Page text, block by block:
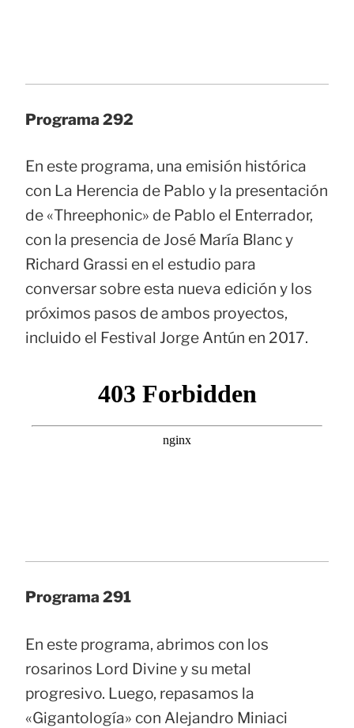
Programa 292
En este programa, una emisión histórica
con La Herencia de Pablo y la presentación
de «Threephonic» de Pablo el Enterrador,
con la presencia de José María Blanc y
Richard Grassi en el estudio para
conversar sobre esta nueva edición y los
próximos pasos de ambos proyectos,
incluido el Festival Jorge Antún en 2017.
Programa 291
En este programa, abrimos con los
rosarinos Lord Divine y su metal
progresivo. Luego, repasamos la
«Gigantología» con Alejandro Miniaci